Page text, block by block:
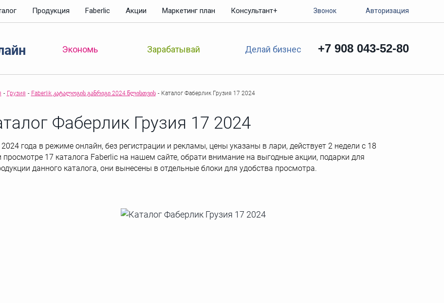
Продукция Faberlic Акции Маркетинг план Консультант+ Звонок Авторизация
Экономь Зарабатывай Делай бизнес +7 908 043-52-80
- Грузия - Faberlik კატალოგის განრიგი 2024 წლისთვის - Каталог Фаберлик Грузия 17 2024
Фаберлик Грузия 17 2024
года в режиме онлайн, без регистрации и рекламы, цены указаны в лари, действует 2 недели с 18
17 каталога Faberlic на нашем сайте, обрати внимание на выгодные акции, подарки для
данного каталога, они вынесены в отдельные блоки для удобства просмотра.